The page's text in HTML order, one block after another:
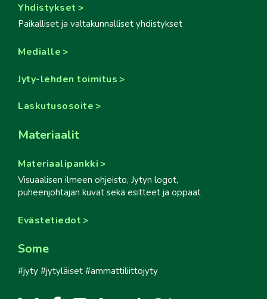
Yhdistykset
Paikalliset ja valtakunnalliset yhdistykset
Medialle
Jyty-lehden toimitus
Laskutusosoite
Materiaalit
Materiaalipankki
Visuaalisen ilmeen ohjeisto, Jytyn logot,
puheenjohtajan kuvat sekä esitteet ja oppaat
Evästetiedot
Some
#jyty #jytyläiset #ammattiliittojyty